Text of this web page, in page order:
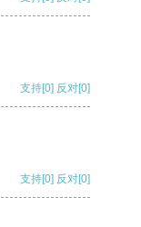
支持[0] 反对[0]
支持[0] 反对[0]